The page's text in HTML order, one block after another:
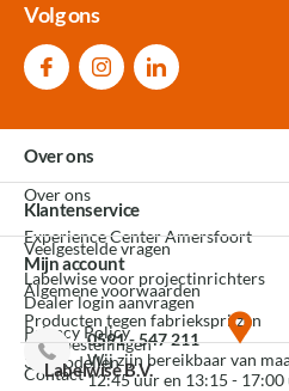
Volg ons
Over ons
Over ons
Experience Center Amersfoort
Labelwise voor projectinrichters
Producten tegen fabrieksprijzen
3D modellen
Klantenservice
Veelgestelde vragen
Algemene voorwaarden
Privacy Policy
Contact
Mijn account
Dealer login aanvragen
Mijn bestellingen
0591 - 547 211
Wij zijn bereikbaar van
12:45 uur en 13:15 - 17:00
Labelwise B.V.